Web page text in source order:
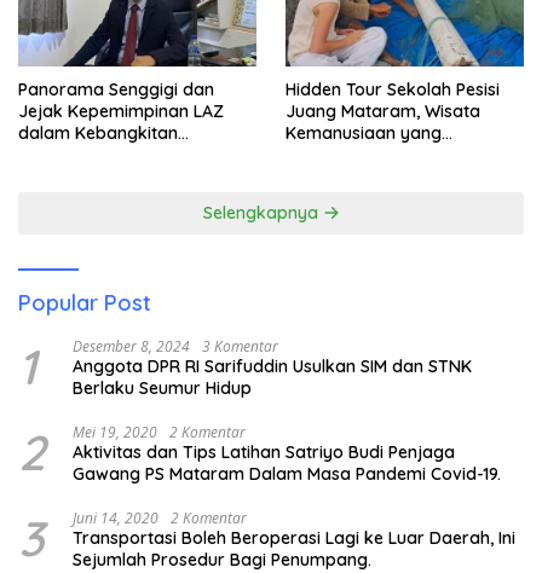
Panorama Senggigi dan
Jejak Kepemimpinan LAZ
dalam Kebangkitan
Hidden Tour Sekolah Pesisi
Juang Mataram, Wisata
Kemanusiaan yang
Selengkapnya
Popular Post
1 Desember 8, 2024 3 Komentar
Anggota DPR RI Sarifuddin Usulkan SIM dan STNK
Berlaku Seumur Hidup
2 Mei 19, 2020 2 Komentar
Aktivitas dan Tips Latihan Satriyo Budi Penjaga
Gawang PS Mataram Dalam Masa Pandemi Covid-19.
3 Juni 14, 2020 2 Komentar
Transportasi Boleh Beroperasi Lagi ke Luar Daerah, Ini
Sejumlah Prosedur Bagi Penumpang.